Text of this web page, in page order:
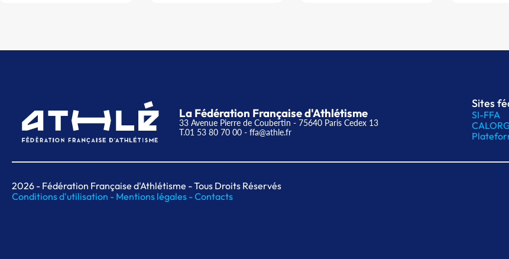
La Fédération Française d'Athlétisme
33 Avenue Pierre de Coubertin - 75640 Paris Cedex 13
T.01 53 80 70 00 - ffa@athle.fr
Sites
SI-FFA
2026 - Fédération Française d'Athlétisme - Tous Droits Réservés
Conditions d'utilisation - Mentions légales -Contacts